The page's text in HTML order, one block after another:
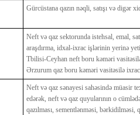
Gürcüstana qazın nəqli, satışı və digər
Neft və qaz sektorunda istehsal, emal,
araşdırma, idxal-ixrac işlərinin yerinə
Tbilisi-Ceyhan neft boru kəməri
Ərzurum qaz boru kəməri vasitəsilə
Neft və qaz sənayesi sahəsində müasir
edərək, neft və qaz quyularının o
qazılması, sementlənməsi, bərkidilməsi,